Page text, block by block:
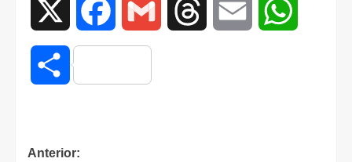
Facebook Gmail Threads Email
Compartir
Anterior: